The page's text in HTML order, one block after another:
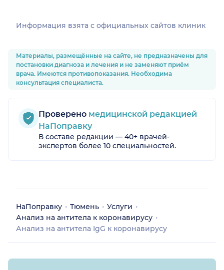
Информация взята c официальных сайтов клиник
Материалы, размещённые на сайте, не предназначены для
постановки диагноза и лечения и не заменяют приём
врача. Имеются противопоказания. Необходима
консультация специалиста.
Проверено медицинской редакцией
НаПоправку
В составе редакции — 40+ врачей-
экспертов более 10 специальностей.
НаПоправку Тюмень
Услуги
Анализ на антитела к коронавирусу
Анализ на антитела IgG к коронавирусу